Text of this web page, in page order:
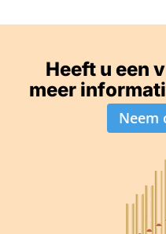
Heeft u een
meer
Neem